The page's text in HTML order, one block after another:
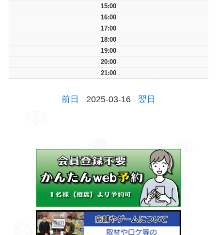
15:00
16:00
17:00
18:00
19:00
20:00
21:00
前日 2025-03-16 翌日